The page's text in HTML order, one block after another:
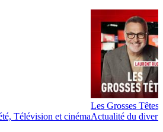
Télévision et cinéma
Les Grosses Têtes
Actualité du